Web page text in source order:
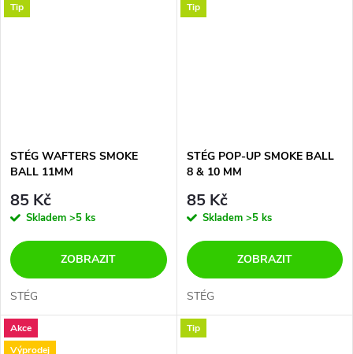
Tip
STÉG WAFTERS SMOKE
BALL 11MM
85 Kč
Skladem >5 ks
ZOBRAZIT
STÉG
Tip
STÉG POP-UP SMOKE BALL
8 & 10 MM
85 Kč
Skladem >5 ks
ZOBRAZIT
STÉG
Akce
Výprodej
Tip